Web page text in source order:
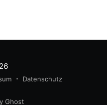
Datenschutz
Ghost